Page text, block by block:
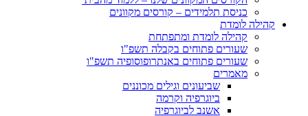
כניסת תלמידים – קורסים מקוונים
קהילה לומדת
קהילה לומדת ומתפתחת
שעורים פתוחים בקבלה תשפ"ו
שעורים פתוחים באנתרופוסופיה תשפ"ו
מאמרים
שביעונים וגילים מכוננים
ביוגרפיה וקרמה
אשנב לביוגרפיה